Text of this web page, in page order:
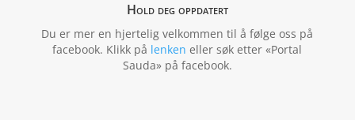
Hold deg oppdatert
Du er mer en hjertelig velkommen til å følge oss på
facebook. Klikk på lenken eller søk etter «Portal
Sauda» på facebook.